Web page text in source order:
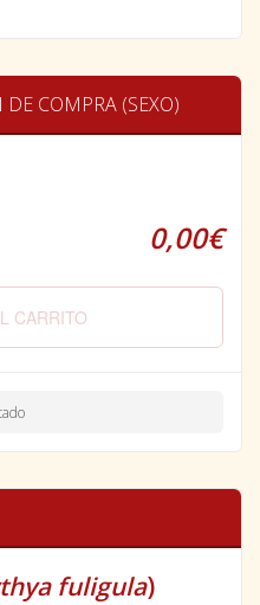
COMPRA (SEXO)
0,00€
CARRITO
fuligula)